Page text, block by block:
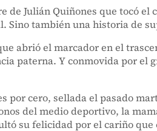
de Julián Quiñones que tocó
Sino también una historia de
abrió el marcador en el
paterna. Y conmovida por el
por cero, sellada el pasado
del medio deportivo, la
su felicidad por el cariño